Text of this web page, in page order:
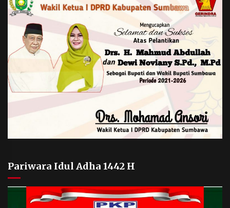
Pariwara Idul Adha 1442 H